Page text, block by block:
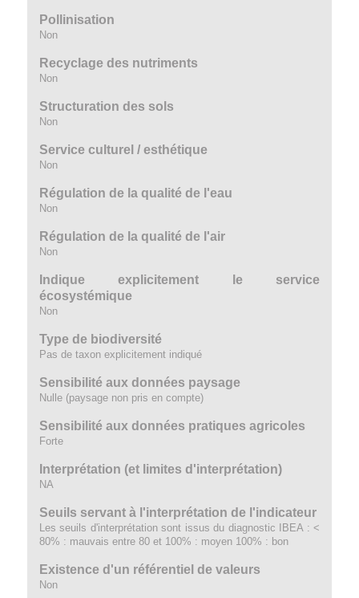
Pollinisation
Non
Recyclage des nutriments
Non
Structuration des sols
Non
Service culturel / esthétique
Non
Régulation de la qualité de l'eau
Non
Régulation de la qualité de l'air
Non
Indique explicitement le service
écosystémique
Non
Type de biodiversité
Pas de taxon explicitement indiqué
Sensibilité aux données paysage
Nulle (paysage non pris en compte)
Sensibilité aux données pratiques agricoles
Forte
Interprétation (et limites d'interprétation)
NA
Seuils servant à l'interprétation de l'indicateur
Les seuils d'interprétation sont issus du diagnostic IBEA : <
80% : mauvais entre 80 et 100% : moyen 100% : bon
Existence d'un référentiel de valeurs
Non